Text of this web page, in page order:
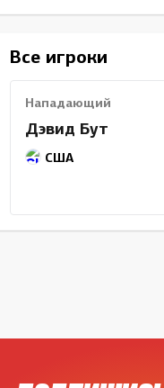
Все игроки
Нападающий
Дэвид Бут
США